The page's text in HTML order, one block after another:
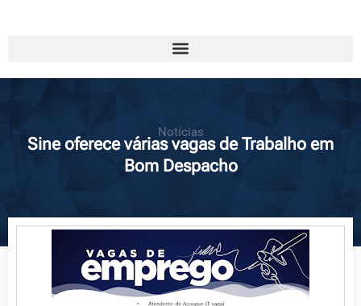
Notícias
Sine oferece várias vagas de Trabalho em
Bom Despacho